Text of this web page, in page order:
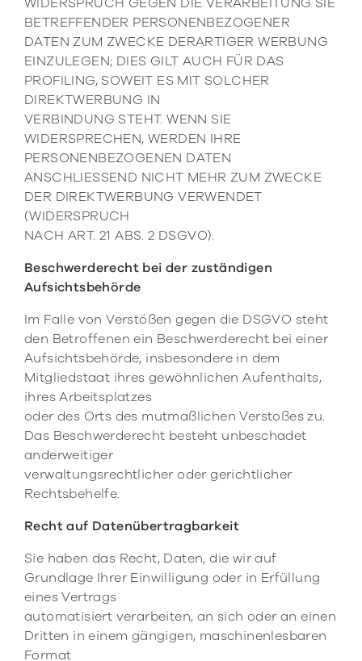
BETREFFENDER PERSONENBEZOGENER
DATEN ZUM ZWECKE DERARTIGER WERBUNG
EINZULEGEN; DIES GILT AUCH FÜR DAS
PROFILING, SOWEIT ES MIT SOLCHER
DIREKTWERBUNG IN
VERBINDUNG STEHT. WENN SIE
WIDERSPRECHEN, WERDEN IHRE
PERSONENBEZOGENEN DATEN
ANSCHLIESSEND NICHT MEHR ZUM ZWECKE
DER DIREKTWERBUNG VERWENDET
(WIDERSPRUCH
NACH ART. 21 ABS. 2 DSGVO).
Beschwerderecht bei der zuständigen
Aufsichtsbehörde
Im Falle von Verstößen gegen die DSGVO steht
den Betroffenen ein Beschwerderecht bei einer
Aufsichtsbehörde, insbesondere in dem
Mitgliedstaat ihres gewöhnlichen Aufenthalts,
ihres Arbeitsplatzes
oder des Orts des mutmaßlichen Verstoßes zu.
Das Beschwerderecht besteht unbeschadet
anderweitiger
verwaltungsrechtlicher oder gerichtlicher
Rechtsbehelfe.
Recht auf Datenübertragbarkeit
Sie haben das Recht, Daten, die wir auf
Grundlage Ihrer Einwilligung oder in Erfüllung
eines Vertrags
automatisiert verarbeiten, an sich oder an einen
Dritten in einem gängigen, maschinenlesbaren
Format